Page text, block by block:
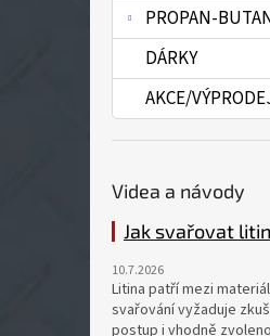
PROPAN-
DÁRKY
AKCE/
Videa a návody
Jak svařovat
10.7.2026
Litina patří mezi
svařování vyžaduje
postup i vhodně